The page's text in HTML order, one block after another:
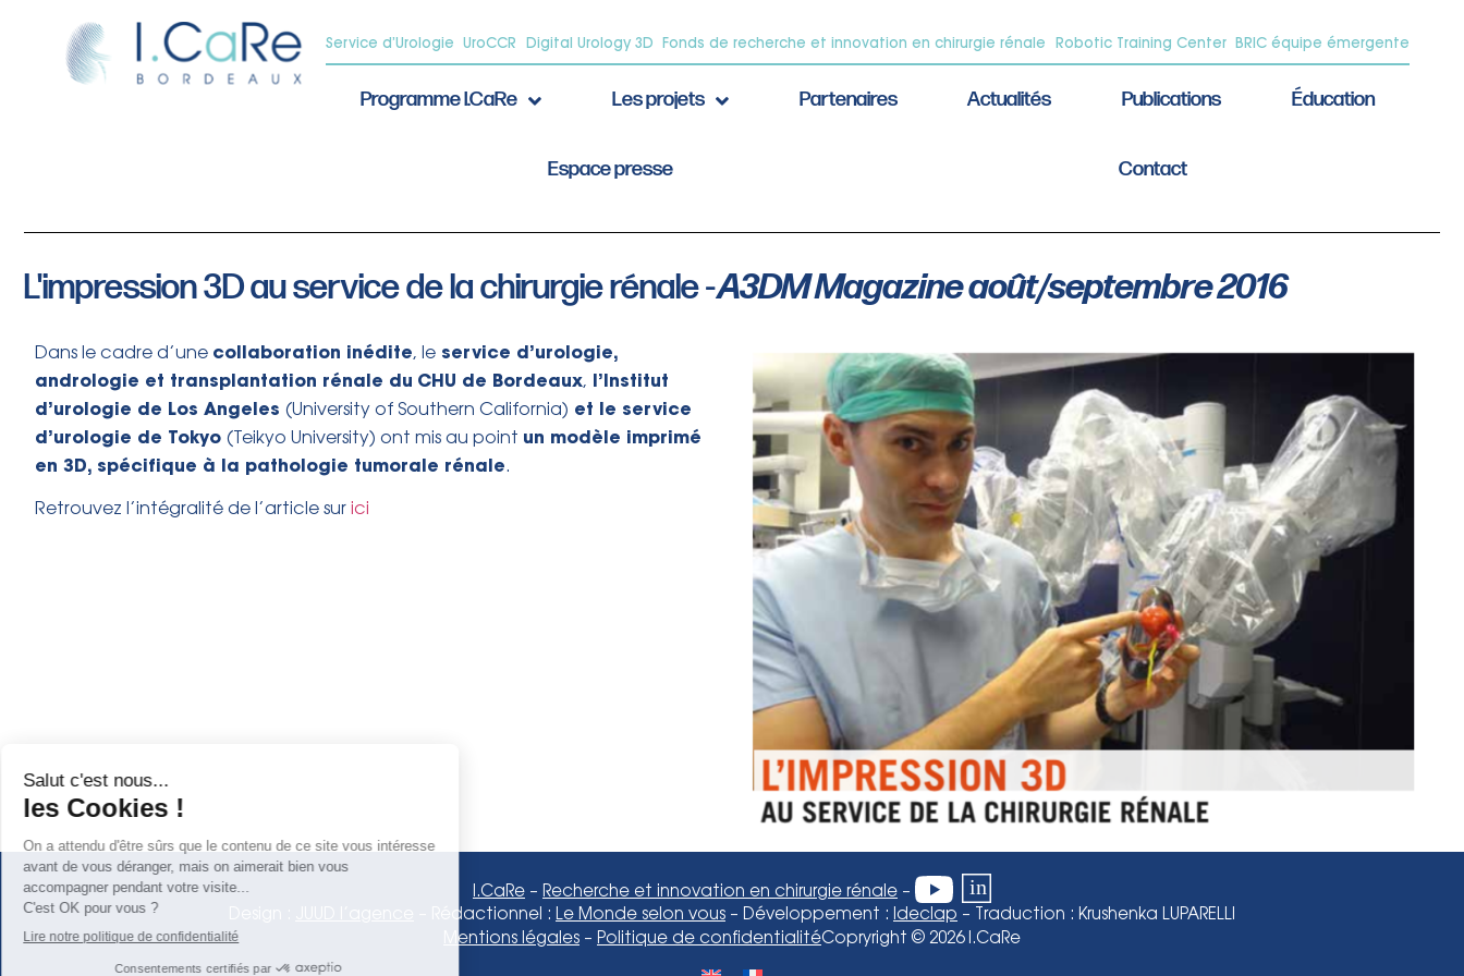
Service d’Urologie UroCCR Digital Urology 3D Fonds de recherche et innovation en chirurgie rénale Robotic Training Center BRIC équipe émergente
Programme I.CaRe Les projets Partenaires Actualités Publications Éducation
Espace presse Contact
L'impression 3D au service de la chirurgie rénale -A3DM Magazine août/septembre 2016
Dans le cadre d’une collaboration inédite, le service d’urologie,
andrologie et transplantation rénale du CHU de Bordeaux, l’Institut
d’urologie de Los Angeles (University of Southern California) et le service
d’urologie de Tokyo (Teikyo University) ont mis au point un modèle imprimé
en 3D, spécifique à la pathologie tumorale rénale.
Retrouvez l’intégralité de l’article sur ici
I.CaRe – Recherche et innovation en chirurgie rénale –
– Rédactionnel : Le Monde selon vous – Développement : Ideclap – T
raduction : Krushenka LUPARELLI
Mentions légales – Politique de confidentialitéCopryright © 2026 I.CaRe